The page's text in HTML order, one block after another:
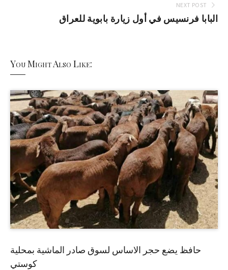
NEXT POST
البابا فرنسيس في أول زيارة بابوية للعراق
You Might Also Like:
حافظ يضع حجر الاساس لسوق صادر الماشية بمحلية
كوستي